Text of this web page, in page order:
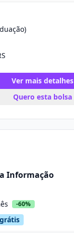
Ver mais detalhes
Quero esta bolsa
Informação
-60%